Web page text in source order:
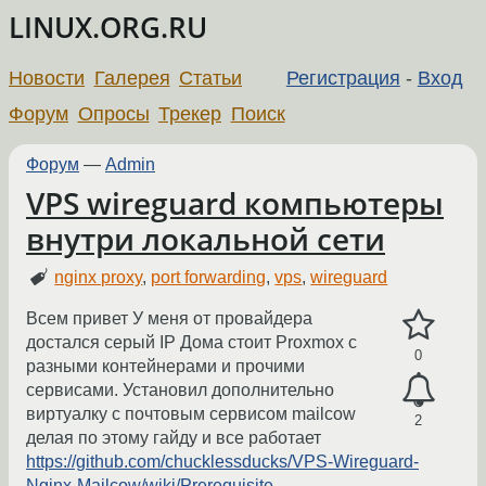
LINUX.ORG.RU
Регистрация - Вход
Новости Галерея Статьи
Форум Опросы Трекер Поиск
Форум — Admin
VPS wireguard компьютеры
внутри локальной сети
nginx proxy, port forwarding,vps,wireguard
0
2
Всем привет У меня от провайдера
достался серый IP Дома стоит Proxmox с
разными контейнерами и прочими
сервисами. Установил дополнительно
виртуалку с почтовым сервисом mailcow
делая по этому гайду и все работает
https://github.com/chucklessducks/VPS-Wireguard-